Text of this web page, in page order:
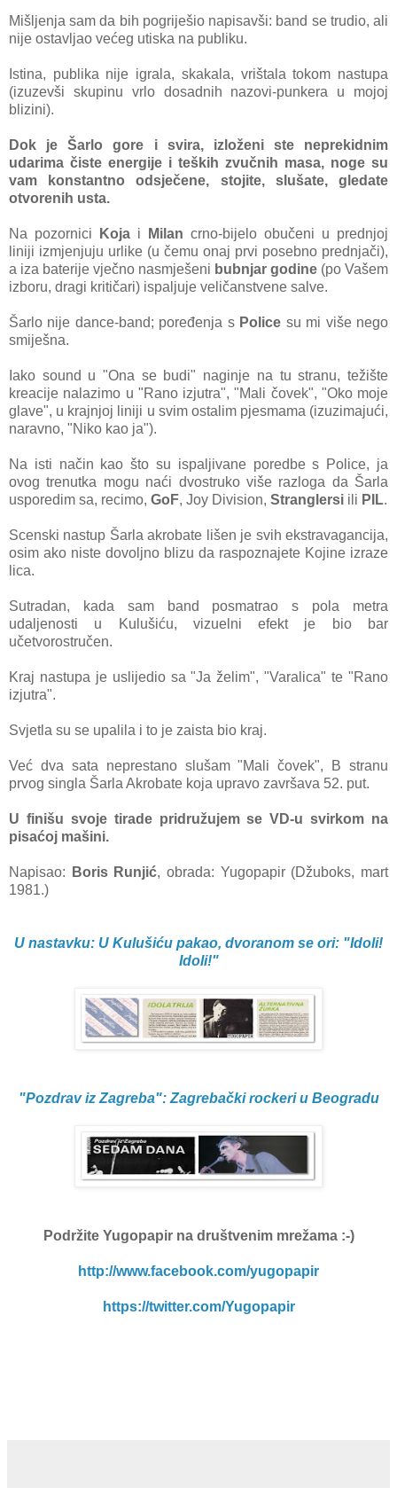
Mišljenja sam da bih pogriješio napisavši: band se trudio, ali
nije ostavljao većeg utiska na publiku.
Istina, publika nije igrala, skakala, vrištala tokom nastupa
(izuzevši skupinu vrlo dosadnih nazovi-punkera u mojoj
blizini).
Dok je Šarlo gore i svira, izloženi ste neprekidnim
udarima čiste energije i teških zvučnih masa, noge su
vam konstantno odsječene, stojite, slušate, gledate
otvorenih usta.
Na pozornici Koja i Milan crno-bijelo obučeni u prednjoj
liniji izmjenjuju urlike (u čemu onaj prvi posebno prednjači),
a iza baterije vječno nasmješeni bubnjar godine (po Vašem
izboru, dragi kritičari) ispaljuje veličanstvene salve.
Šarlo nije dance-band; poređenja sPolice su mi više nego
smiješna.
Iako sound u "Ona se budi" naginje na tu stranu, težište
kreacije nalazimo u "Rano izjutra", "Mali čovek", "Oko moje
glave", u krajnjoj liniji u svim ostalim pjesmama (izuzimajući,
naravno, "Niko kao ja").
Na isti način kao što su ispaljivane poredbe s Police, ja
ovog trenutka mogu naći dvostruko više razloga da Šarla
usporedim sa, recimo, GoF, Joy Division, Stranglersi ili PIL.
Scenski nastup Šarla akrobate lišen je svih ekstravagancija,
osim ako niste dovoljno blizu da raspoznajete Kojine izraze
lica.
Sutradan, kada sam band posmatrao s pola metra
udaljenosti u Kulušiću, vizuelni efekt je bio bar
učetvorostručen.
Kraj nastupa je uslijedio sa "Ja želim", "Varalica" te "Rano
izjutra".
Svjetla su se upalila i to je zaista bio kraj.
Već dva sata neprestano slušam "Mali čovek", B stranu
prvog singla Šarla Akrobate koja upravo završava 52. put.
U finišu svoje tirade pridružujem se VD-u svirkom na
pisaćoj mašini.
Napisao: Boris Runjić, obrada: Yugopapir (Džuboks, mart
1981.)
U nastavku: U Kulušiću pakao, dvoranom se ori: "Idoli!
Idoli!"
"Pozdrav iz Zagreba": Zagrebački rockeri u Beogradu
Podržite Yugopapirna društvenim mrežama :-)
http://www.facebook.com/yugopapir
https://twitter.com/Yugopapir